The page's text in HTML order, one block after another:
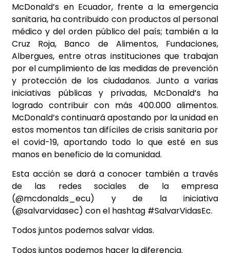
McDonald’s en Ecuador, frente a la emergencia
sanitaria, ha contribuido con productos al personal
médico y del orden público del país; también a la
Cruz Roja, Banco de Alimentos, Fundaciones,
Albergues, entre otras instituciones que trabajan
por el cumplimiento de las medidas de prevención
y protección de los ciudadanos. Junto a varias
iniciativas públicas y privadas, McDonald’s ha
logrado contribuir con más 400.000 alimentos.
McDonald’s continuará apostando por la unidad en
estos momentos tan difíciles de crisis sanitaria por
el covid-19, aportando todo lo que esté en sus
manos en beneficio de la comunidad.
Esta acción se dará a conocer también a través
de las redes sociales de la empresa
(@mcdonalds_ecu) y de la iniciativa
(@salvarvidasec) con el hashtag #SalvarVidasEc.
Todos juntos podemos salvar vidas.
Todos juntos podemos hacer la diferencia.